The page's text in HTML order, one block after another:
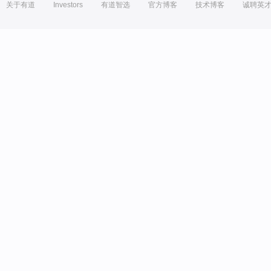
关于有道 Investors 有道智选 官方博客 技术博客 诚聘英才